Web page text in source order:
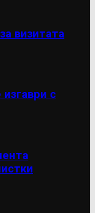
визитата
с